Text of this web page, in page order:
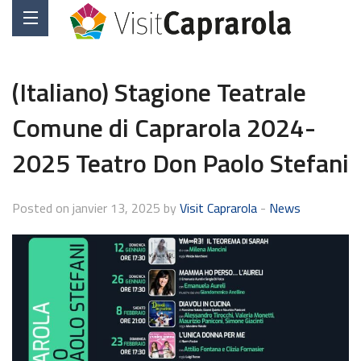
(Italiano) Stagione Teatrale
Comune di Caprarola 2024-
2025 Teatro Don Paolo Stefani
Posted on janvier 13, 2025 by Visit Caprarola - News